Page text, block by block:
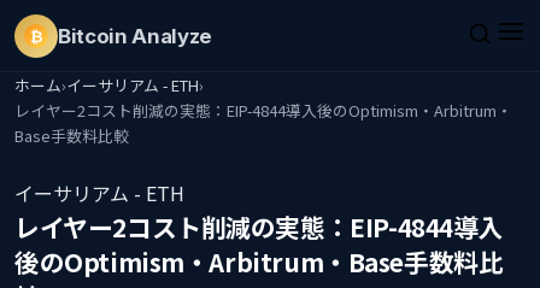
₿ Bitcoin Analyze
ホーム›イーサリアム - ETH›
レイヤー2コスト削減の実態：EIP-4844導入後のOptimism・Arbitrum・
Base手数料比較
イーサリアム - ETH
レイヤー2コスト削減の実態：EIP-4844導入
後のOptimism・Arbitrum・Base手数料比